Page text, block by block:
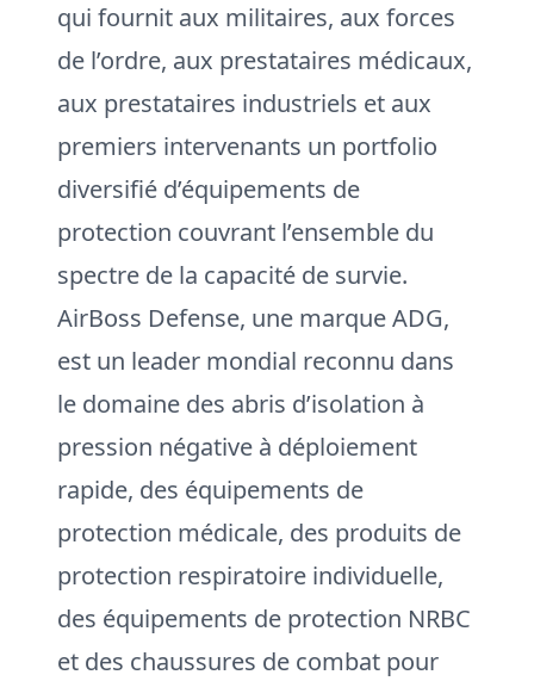
qui fournit aux militaires, aux forces
de l’ordre, aux prestataires médicaux,
aux prestataires industriels et aux
premiers intervenants un portfolio
diversifié d’équipements de
protection couvrant l’ensemble du
spectre de la capacité de survie.
AirBoss Defense, une marque ADG,
est un leader mondial reconnu dans
le domaine des abris d’isolation à
pression négative à déploiement
rapide, des équipements de
protection médicale, des produits de
protection respiratoire individuelle,
des équipements de protection NRBC
et des chaussures de combat pour